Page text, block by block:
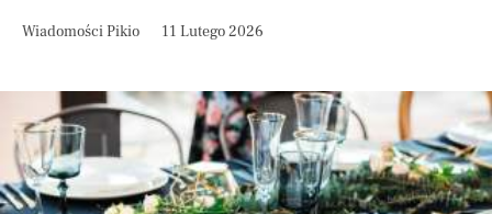
Wiadomości Pikio 11 Lutego 2026